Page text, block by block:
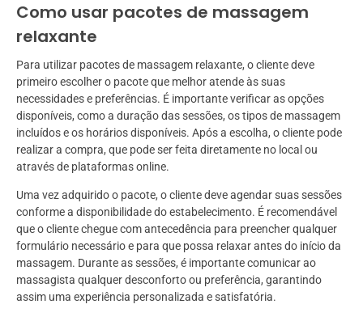
Como usar pacotes de massagem
relaxante
Para utilizar pacotes de massagem relaxante, o cliente deve
primeiro escolher o pacote que melhor atende às suas
necessidades e preferências. É importante verificar as opções
disponíveis, como a duração das sessões, os tipos de massagem
incluídos e os horários disponíveis. Após a escolha, o cliente pode
realizar a compra, que pode ser feita diretamente no local ou
através de plataformas online.
Uma vez adquirido o pacote, o cliente deve agendar suas sessões
conforme a disponibilidade do estabelecimento. É recomendável
que o cliente chegue com antecedência para preencher qualquer
formulário necessário e para que possa relaxar antes do início da
massagem. Durante as sessões, é importante comunicar ao
massagista qualquer desconforto ou preferência, garantindo
assim uma experiência personalizada e satisfatória.